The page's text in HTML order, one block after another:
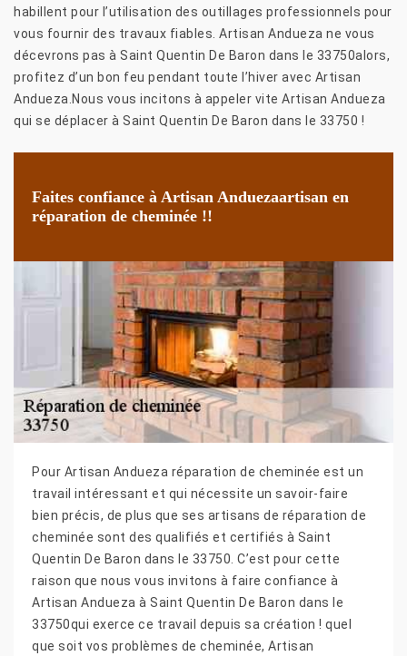
habillent pour l’utilisation des outillages professionnels pour
vous fournir des travaux fiables. Artisan Andueza ne vous
décevrons pas à Saint Quentin De Baron dans le 33750alors,
profitez d’un bon feu pendant toute l’hiver avec Artisan
Andueza.Nous vous incitons à appeler vite Artisan Andueza
qui se déplacer à Saint Quentin De Baron dans le 33750 !
Faites confiance à Artisan Anduezaartisan en
réparation de cheminée !!
Pour Artisan Andueza réparation de cheminée est un
travail intéressant et qui nécessite un savoir-faire
bien précis, de plus que ses artisans de réparation de
cheminée sont des qualifiés et certifiés à Saint
Quentin De Baron dans le 33750. C’est pour cette
raison que nous vous invitons à faire confiance à
Artisan Andueza à Saint Quentin De Baron dans le
33750qui exerce ce travail depuis sa création ! quel
que soit vos problèmes de cheminée, Artisan